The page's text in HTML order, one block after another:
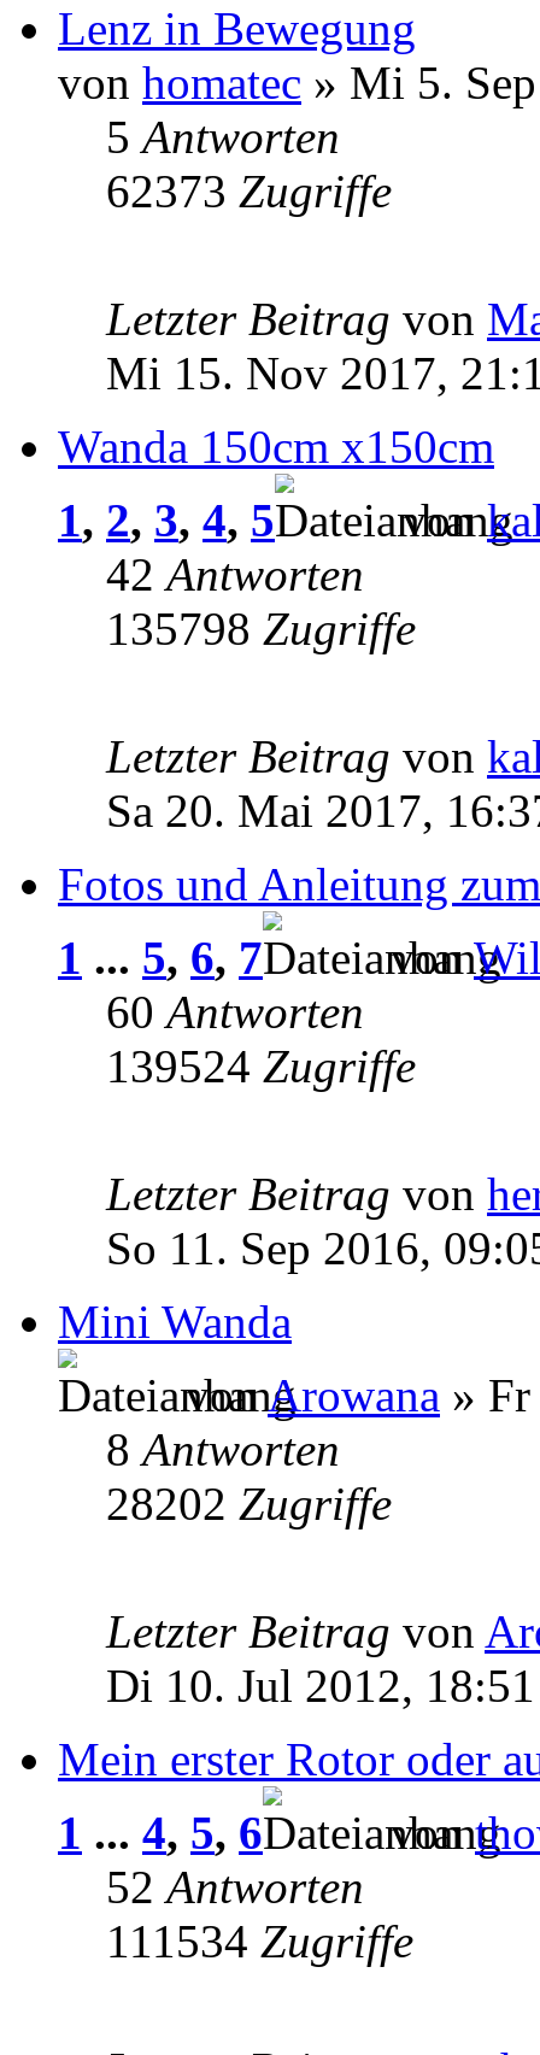
Lenz in Bewegung
von homatec » Mi 5.
5Antworten
62373 Zugriffe
Letzter Beitrag von
Mi 15. Nov 2017,
Wanda 150cm x150cm
1, 2, 3, 4, 5 von
42Antworten
135798 Zugriffe
Letzter Beitrag von
Sa 20. Mai 2017,
Fotos und Anleitung
1 ... 5, 6, 7 von
60Antworten
139524 Zugriffe
Letzter Beitrag von
So 11. Sep 2016,
Mini Wanda
vonArowana »
8Antworten
28202 Zugriffe
Letzter Beitrag von
Di 10. Jul 2012, 18:51
Mein erster Rotor oder
1 ... 4, 5, 6 von
52Antworten
111534 Zugriffe